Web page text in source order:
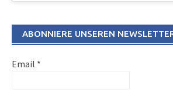
ABONNIERE UNSEREN
Email *